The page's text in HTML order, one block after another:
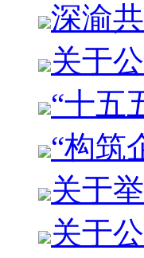
深渝
关于
“十五
“构筑
关于
关于